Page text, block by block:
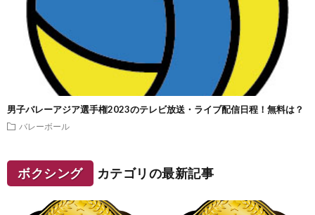
男子バレーアジア選手権2023のテレビ放送・ライブ配信日程！無料は？
バレーボール
ボクシング カテゴリの最新記事